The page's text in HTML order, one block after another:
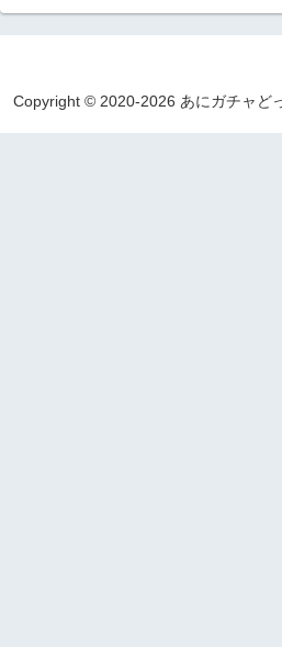
Copyright © 2020-2026 あにガチャど